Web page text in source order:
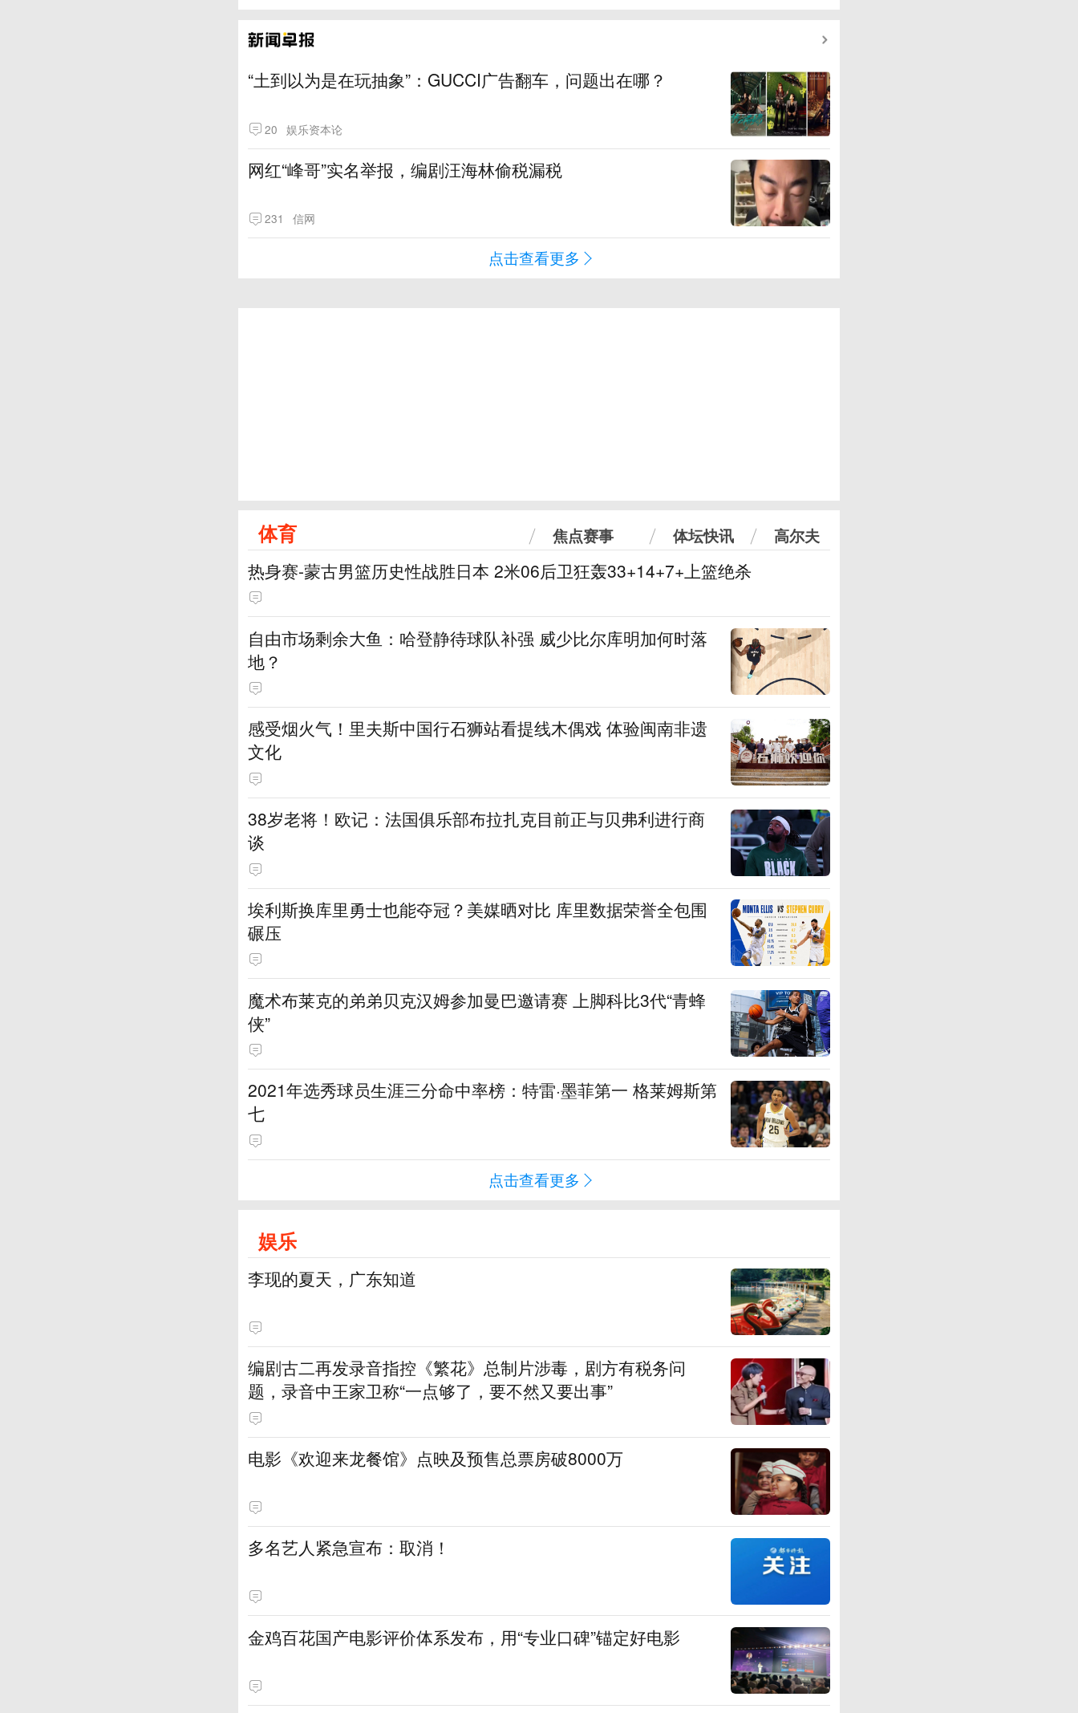
“土到以为是在玩抽象”：GUCCI广告翻车，问题出在哪？
20 娱乐资本论
网红“峰哥”实名举报，编剧汪海林偷税漏税
231 信网
点击查看更多
体育 焦点赛事 体坛快讯 高尔夫
热身赛-蒙古男篮历史性战胜日本 2米06后卫狂轰33+14+7+上篮绝杀
自由市场剩余大鱼：哈登静待球队补强 威少比尔库明加何时落
地？
感受烟火气！里夫斯中国行石狮站看提线木偶戏 体验闽南非遗
文化
38岁老将！欧记：法国俱乐部布拉扎克目前正与贝弗利进行商
谈
埃利斯换库里勇士也能夺冠？美媒晒对比 库里数据荣誉全包围
碾压
魔术布莱克的弟弟贝克汉姆参加曼巴邀请赛 上脚科比3代“青蜂
侠”
2021年选秀球员生涯三分命中率榜：特雷·墨菲第一 格莱姆斯第
七
点击查看更多
娱乐
李现的夏天，广东知道
编剧古二再发录音指控《繁花》总制片涉毒，剧方有税务问
题，录音中王家卫称“一点够了，要不然又要出事”
电影《欢迎来龙餐馆》点映及预售总票房破8000万
多名艺人紧急宣布：取消！
金鸡百花国产电影评价体系发布，用“专业口碑”锚定好电影